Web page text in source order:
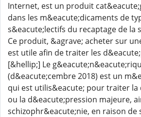
Internet, est un produit
dans les m&eacute;dicaments de
s&eacute;lectifs du recaptage de la
Ce produit, &agrave; acheter sur
est utile afin de traiter les
[&hellip;] Le
(d&eacute;cembre 2018) est un
qui est utilis&eacute; pour traiter la
ou la d&eacute;pression majeure,
schizophr&eacute;nie, en raison de